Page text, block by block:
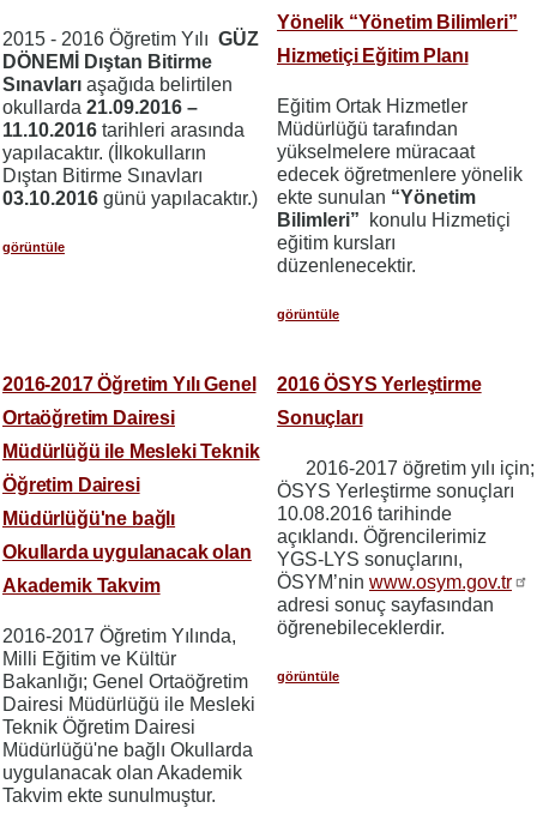
2015 - 2016 Öğretim Yılı GÜZ
DÖNEMİ Dıştan Bitirme
Sınavları aşağıda belirtilen
okullarda 21.09.2016 –
11.10.2016 tarihleri arasında
yapılacaktır. (İlkokulların
Dıştan Bitirme Sınavları
03.10.2016 günü yapılacaktır.)
görüntüle
Yönelik “Yönetim Bilimleri”
Hizmetiçi Eğitim Planı
Eğitim Ortak Hizmetler
Müdürlüğü tarafından
yükselmelere müracaat
edecek öğretmenlere yönelik
ekte sunulan “Yönetim
Bilimleri”
konulu Hizmetiçi
eğitim kursları
düzenlenecektir.
görüntüle
2016-2017 Öğretim Yılı Genel
Ortaöğretim Dairesi
Müdürlüğü ile Mesleki Teknik
Öğretim Dairesi
Müdürlüğü'ne bağlı
Okullarda uygulanacak olan
Akademik Takvim
2016-2017 Öğretim Yılında,
Milli Eğitim ve Kültür
Bakanlığı; Genel Ortaöğretim
Dairesi Müdürlüğü ile Mesleki
Teknik Öğretim Dairesi
Müdürlüğü'ne bağlı Okullarda
uygulanacak olan Akademik
Takvim ekte sunulmuştur.
2016 ÖSYS Yerleştirme
Sonuçları
2016-2017 öğretim yılı için;
ÖSYS Yerleştirme sonuçları
10.08.2016 tarihinde
açıklandı. Öğrencilerimiz
YGS-LYS sonuçlarını,
ÖSYM’nin www.osym.gov.tr
adresi sonuç sayfasından
öğrenebileceklerdir.
görüntüle